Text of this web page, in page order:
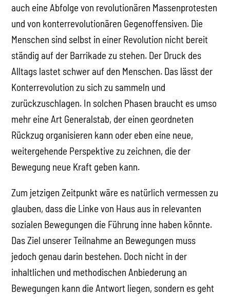
auch eine Abfolge von revolutionären Massenprotesten
und von konterrevolutionären Gegenoffensiven. Die
Menschen sind selbst in einer Revolution nicht bereit
ständig auf der Barrikade zu stehen. Der Druck des
Alltags lastet schwer auf den Menschen. Das lässt der
Konterrevolution zu sich zu sammeln und
zurückzuschlagen. In solchen Phasen braucht es umso
mehr eine Art Generalstab, der einen geordneten
Rückzug organisieren kann oder eben eine neue,
weitergehende Perspektive zu zeichnen, die der
Bewegung neue Kraft geben kann.
Zum jetzigen Zeitpunkt wäre es natürlich vermessen zu
glauben, dass die Linke von Haus aus in relevanten
sozialen Bewegungen die Führung inne haben könnte.
Das Ziel unserer Teilnahme an Bewegungen muss
jedoch genau darin bestehen. Doch nicht in der
inhaltlichen und methodischen Anbiederung an
Bewegungen kann die Antwort liegen, sondern es geht